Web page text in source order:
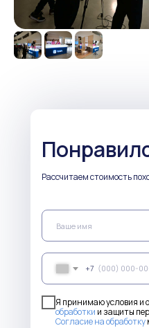
+7
Я принимаю условия
обработки и защиты
Согласие на обработку
Рассчитаем стоимость